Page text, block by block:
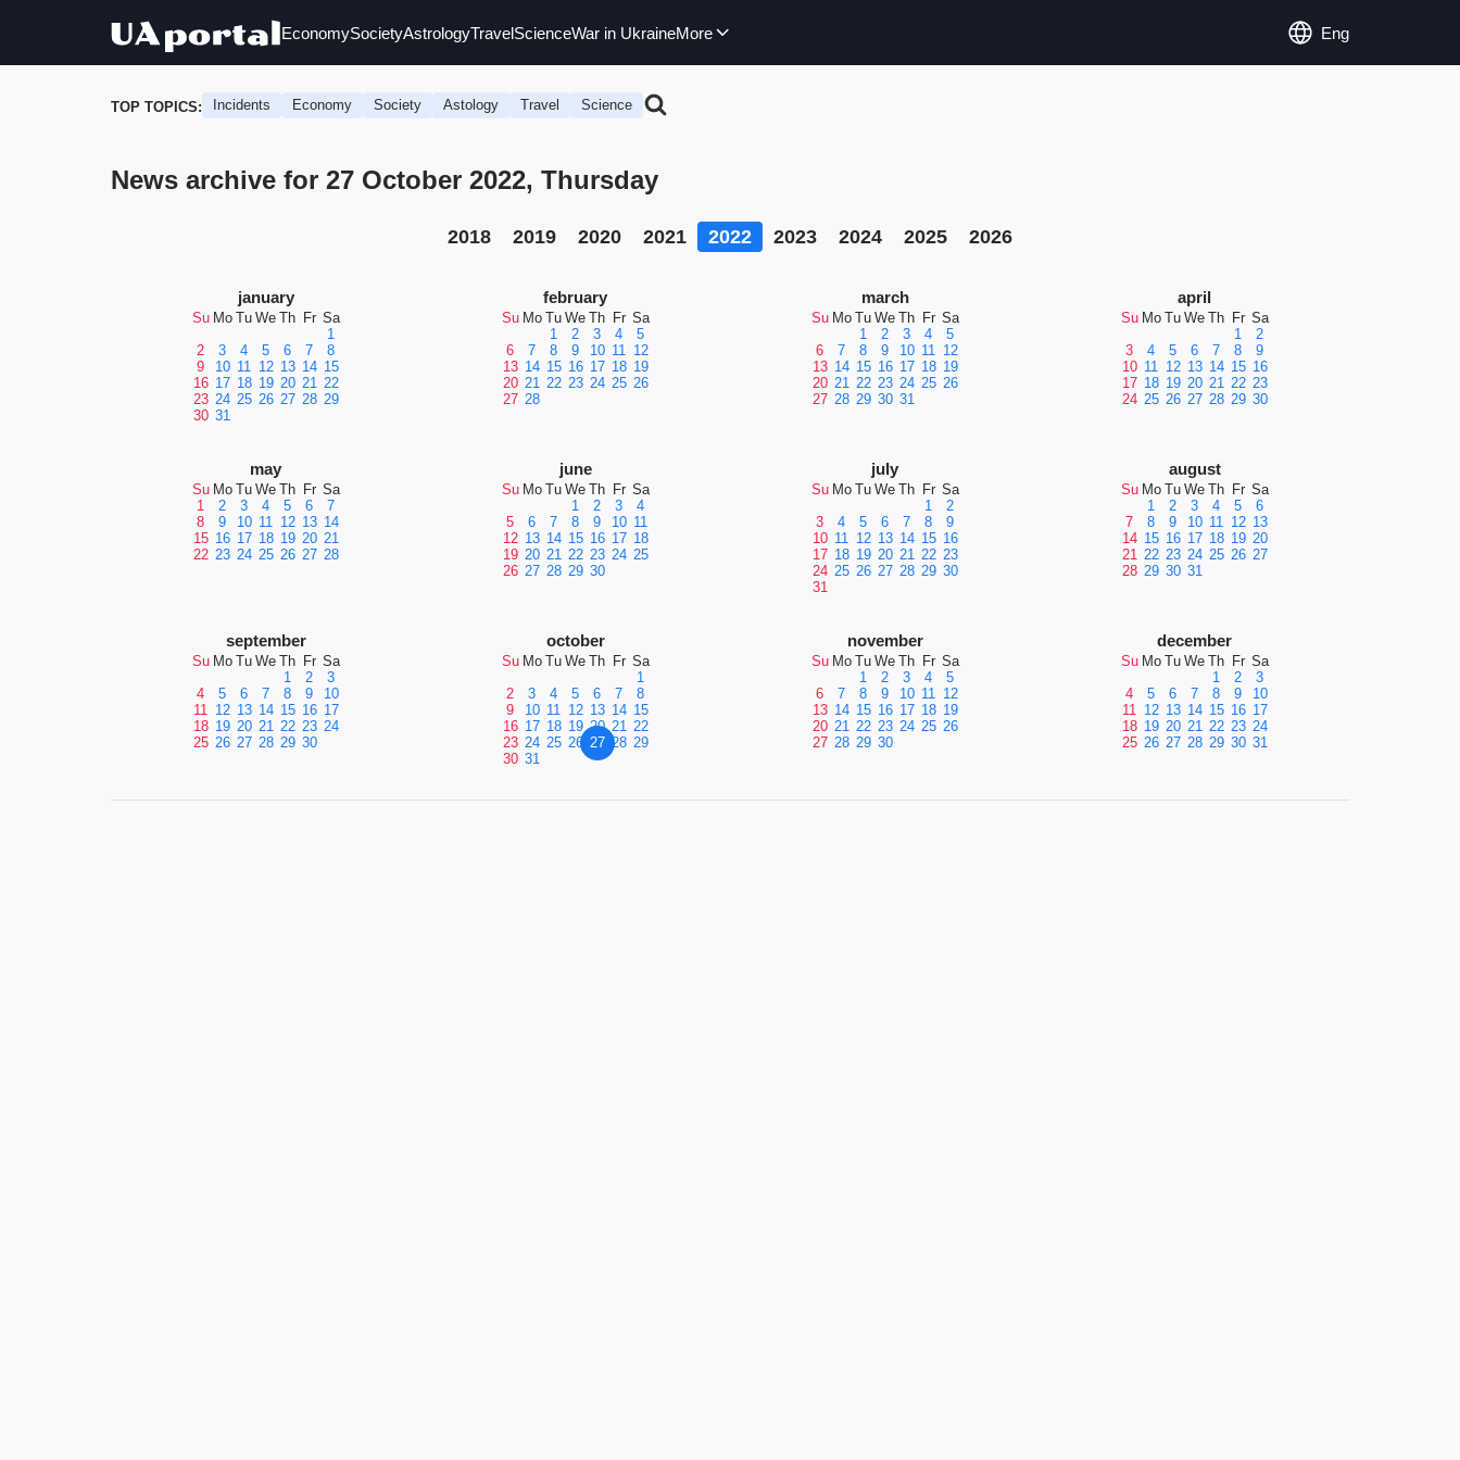
EconomySocietyAstrologyTravelScienceWar in UkraineMore Eng
TOP TOPICS: Incidents Economy Society Astology Travel Science
News archive for 27 October 2022, Thursday
2018 2019 2020 2021 2022 2023 2024 2025 2026
january
Su Mo Tu We Th Fr Sa
1
2
3 4 5 6 7
8
9
10 11 12 13 14 15
16 17 18 19 20 21 22
23 24 25 26 27 28 29
30 31
february
Su Mo Tu We Th Fr Sa
1
2 3 4
5
6
7 8 9 10 11 12
13 14 15 16 17 18 19
20 21 22 23 24 25 26
27 28
march
Su Mo Tu We Th Fr Sa
1
2 3 4
5
6
7 8 9 10 11 12
13 14 15 16 17 18 19
20 21 22 23 24 25 26
27 28 29 30 31
april
Su Mo Tu We Th Fr Sa
1
2
3
4 5 6 7 8
9
10 11 12 13 14 15 16
17 18 19 20 21 22 23
24 25 26 27 28 29 30
may
Su Mo Tu We Th Fr Sa
1
2 3 4 5 6
7
8
9 10 11 12 13 14
15 16 17 18 19 20 21
22 23 24 25 26 27 28
june
Su Mo Tu We Th Fr Sa
1
2 3
4
5
6 7 8 9 10 11
12 13 14 15 16 17 18
19 20 21 22 23 24 25
26 27 28 29 30
july
Su Mo Tu We Th Fr Sa
1
2
3
4 5 6 7 8
9
10 11 12 13 14 15 16
17 18 19 20 21 22 23
24 25 26 27 28 29 30
31
august
Su Mo Tu We Th Fr Sa
1
2 3 4 5
6
7
8 9 10 11 12 13
14 15 16 17 18 19 20
21 22 23 24 25 26 27
28 29 30 31
september
Su Mo Tu We Th Fr Sa
1
2
3
4
5 6 7 8 9
10
11 12 13 14 15 16 17
18 19 20 21 22 23 24
25 26 27 28 29 30
october
Su Mo Tu We Th Fr Sa
1
2
3 4 5 6 7
8
9
10 11 12 13 14 15
16 17 18 19 20 21 22
23 24 25 26 27 28 29
30 31
november
Su Mo Tu We Th Fr Sa
1
2 3 4
5
6
7 8 9 10 11 12
13 14 15 16 17 18 19
20 21 22 23 24 25 26
27 28 29 30
december
Su Mo Tu We Th Fr Sa
1
2
3
4
5 6 7 8 9
10
11 12 13 14 15 16 17
18 19 20 21 22 23 24
25 26 27 28 29 30 31